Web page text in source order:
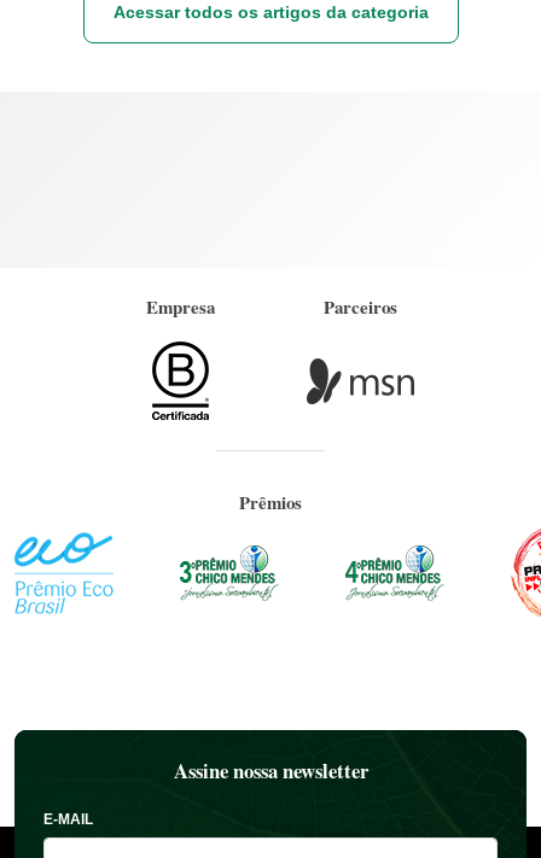
Acessar todos os artigos da categoria
Empresa Parceiros
Prêmios
Assine nossa newsletter
E-MAIL